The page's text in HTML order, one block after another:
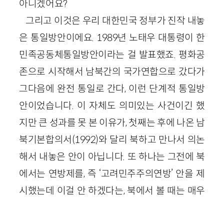
아니겠어요?
그리고 이것은 우리 대한민국 정부가 진작 내놓
은 통일방안이에요. 1989년 노태우 대통령이 한
민족공동체통일방안이라는 걸 발표했죠. 평화공
존으로 시작해서 남북간의 국가연합으로 갔다가
그다음에 완전 통일로 간다, 이런 단계적 통일방
안이었습니다. 이 자체도 의미있는 사건이긴 했
지만 큰 성과를 못 본 이유가, 첫째는 후에 나온 남
북기본합의서(1992)와 달리 북하고 만나서 의논
해서 내놓은 안이 아닙니다. 또 하나는 그전에 북
에서는 연방제를, 즉 ‘고려민주주의연방’ 안을 제
시했는데 이걸 안 하겠다는, 북에서 볼 때는 매우